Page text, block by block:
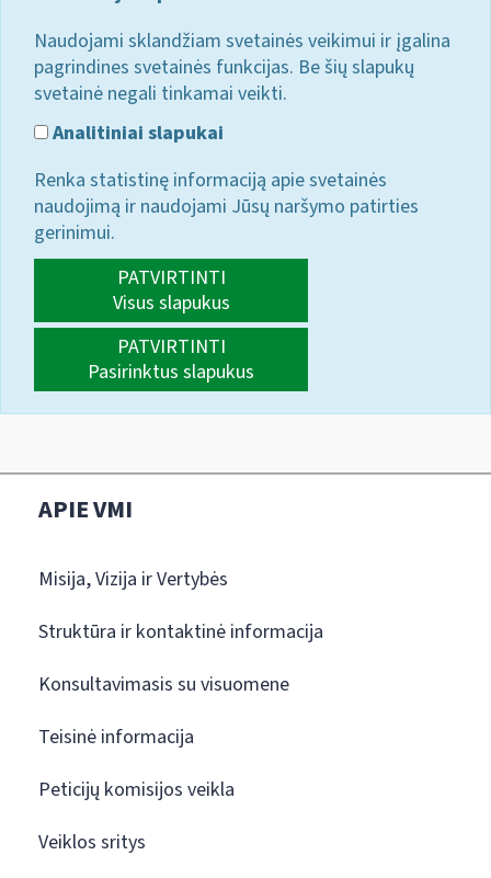
Naudojami sklandžiam svetainės veikimui ir įgalina
pagrindines svetainės funkcijas. Be šių slapukų
svetainė negali tinkamai veikti.
Analitiniai slapukai
Renka statistinę informaciją apie svetainės
naudojimą ir naudojami Jūsų naršymo patirties
gerinimui.
PATVIRTINTI
Visus slapukus
PATVIRTINTI
Pasirinktus slapukus
APIE VMI
Misija, Vizija ir Vertybės
Struktūra ir kontaktinė informacija
Konsultavimasis su visuomene
Teisinė informacija
Peticijų komisijos veikla
Veiklos sritys